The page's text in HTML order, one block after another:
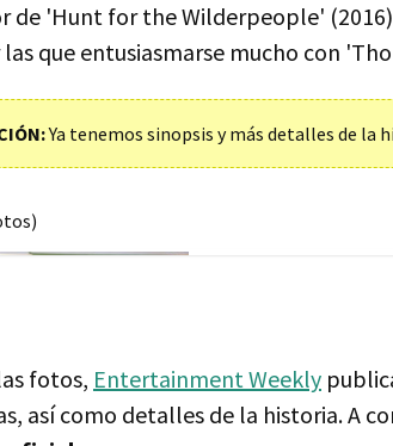
de 'Hunt for the Wilderpeople'
que entusiasmarse mucho con
Ya tenemos sinopsis y más detalles de la
fotos, Entertainment Weekly
así como detalles de la historia. A